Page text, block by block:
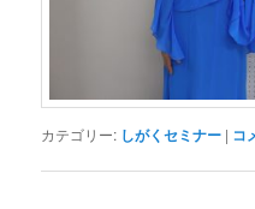
カテゴリー: しがくセミナー | コ